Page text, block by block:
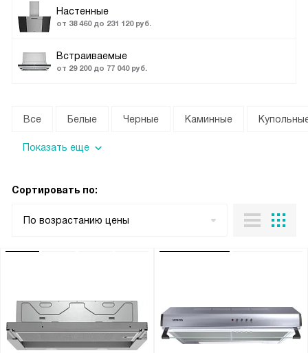
Настенные
от 38 460 до 231 120 руб.
Встраиваемые
от 29 200 до 77 040 руб.
Все Белые Черные Каминные
Показать еще
Сортировать по:
По возрастанию цены